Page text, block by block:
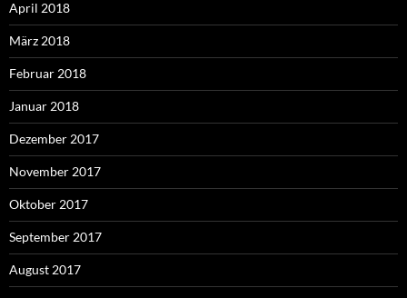
April 2018
März 2018
Februar 2018
Januar 2018
Dezember 2017
November 2017
Oktober 2017
September 2017
August 2017